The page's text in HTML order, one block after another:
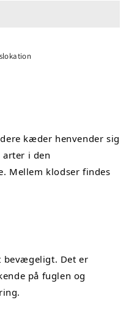
kæder henvender sig
i den
Mellem klodser findes
bevægeligt. Det er
på fuglen og